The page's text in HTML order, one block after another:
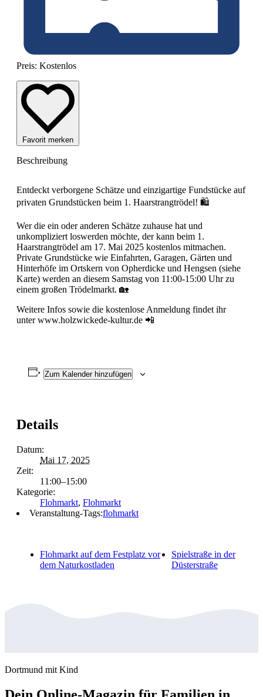
Preis: Kostenlos
Favorit merken
Beschreibung
Entdeckt verborgene Schätze und einzigartige Fundstücke auf
privaten Grundstücken beim 1. Haarstrangtrödel! 🛍️
Wer die ein oder anderen Schätze zuhause hat und
unkompliziert loswerden möchte, der kann beim 1.
Haarstrangtrödel am 17. Mai 2025 kostenlos mitmachen.
Private Grundstücke wie Einfahrten, Garagen, Gärten und
Hinterhöfe im Ortskern von Opherdicke und Hengsen (siehe
Karte) werden an diesem Samstag von 11:00-15:00 Uhr zu
einem großen Trödelmarkt. 🏡
Weitere Infos sowie die kostenlose Anmeldung findet ihr
unter www.holzwickede-kultur.de 📲
Zum Kalender hinzufügen
Details
Datum:
Mai 17, 2025
Zeit:
11:00–15:00
Kategorie:
Flohmarkt, Flohmarkt
Veranstaltung-Tags:flohmarkt
Flohmarkt auf dem Festplatz vor
dem Naturkostladen
Spielstraße in der
Düsterstraße
Dortmund mit Kind